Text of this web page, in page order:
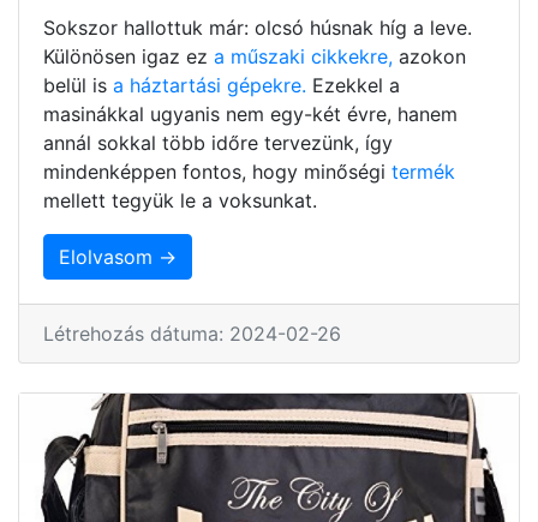
Sokszor hallottuk már: olcsó húsnak híg a leve.
Különösen igaz ez a műszaki cikkekre, azokon
belül is a háztartási gépekre. Ezekkel a
masinákkal ugyanis nem egy-két évre, hanem
annál sokkal több időre tervezünk, így
mindenképpen fontos, hogy minőségi termék
mellett tegyük le a voksunkat.
Elolvasom →
Létrehozás dátuma: 2024-02-26